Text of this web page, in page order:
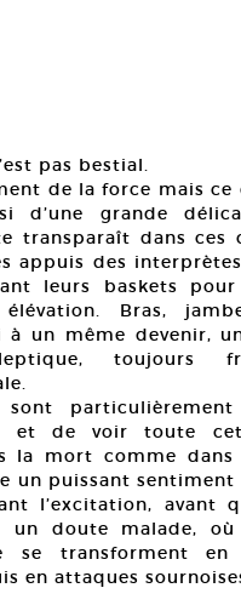
pas bestial.
de la force mais ce
d’une grande
transparaît dans ces
appuis des
leurs baskets pour
Bras,
à un même devenir,
toujours
sont
et de voir toute
la mort comme dans
un puissant sentiment
l’excitation, avant
un doute malade, où
se transforment en
en attaques